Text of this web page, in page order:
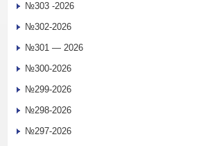
№303 -2026
№302-2026
№301 — 2026
№300-2026
№299-2026
№298-2026
№297-2026